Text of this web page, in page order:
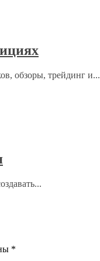
обзоры, трейдинг и...
*